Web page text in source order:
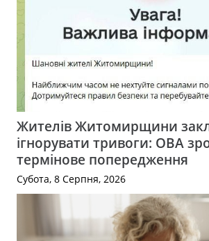
Жителів Житомирщини
ігнорувати тривоги: ОВА
термінове попередження
Субота, 8 Серпня, 2026